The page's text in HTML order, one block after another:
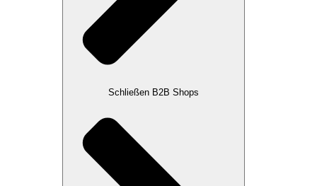
Schließen B2B Shops